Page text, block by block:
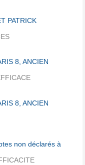
PATRICK
8, ANCIEN
8, ANCIEN
non déclarés à